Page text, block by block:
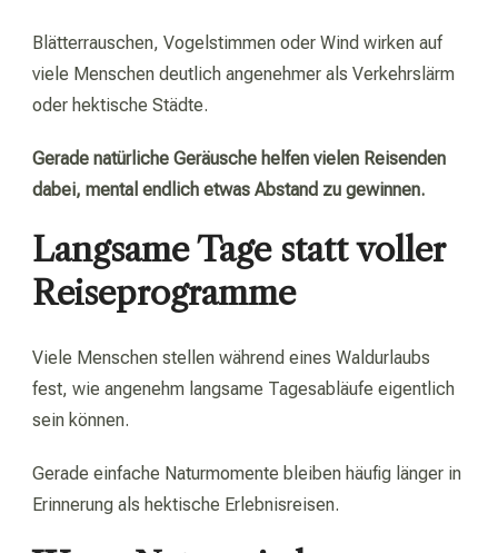
Blätterrauschen, Vogelstimmen oder Wind wirken auf
viele Menschen deutlich angenehmer als Verkehrslärm
oder hektische Städte.
Gerade natürliche Geräusche helfen vielen Reisenden
dabei, mental endlich etwas Abstand zu gewinnen.
Langsame Tage statt voller
Reiseprogramme
Viele Menschen stellen während eines Waldurlaubs
fest, wie angenehm langsame Tagesabläufe eigentlich
sein können.
Gerade einfache Naturmomente bleiben häufig länger in
Erinnerung als hektische Erlebnisreisen.